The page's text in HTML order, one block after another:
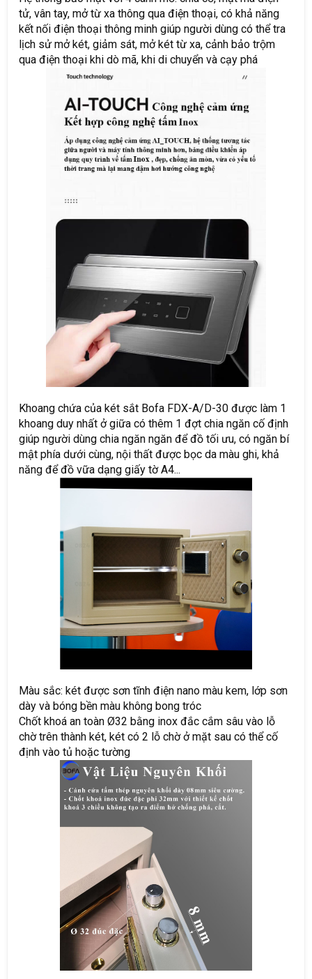
tử, vân tay, mở từ xa thông qua điện thoại, có khả năng
kết nối điện thoại thông minh giúp người dùng có thể tra
lịch sử mở két, giảm sát, mở két từ xa, cảnh bảo trộm
qua điện thoại khi dò mã, khi di chuyển và cạy phá
Khoang chứa của két sắt Bofa FDX-A/D-30 được làm 1
khoang duy nhất ở giữa có thêm 1 đợt chia ngăn cố định
giúp người dùng chia ngăn ngăn để đồ tối ưu, có ngăn bí
mật phía dưới cùng, nội thất được bọc da màu ghi, khả
năng để đồ vữa dạng giấy tờ A4...
Màu sắc: két được sơn tĩnh điện nano màu kem, lớp sơn
dày và bóng bền màu không bong tróc
Chốt khoá an toàn Ø32 bằng inox đắc cắm sâu vào lỗ
chờ trên thành két, két có 2 lỗ chờ ở mặt sau có thể cố
định vào tủ hoặc tường